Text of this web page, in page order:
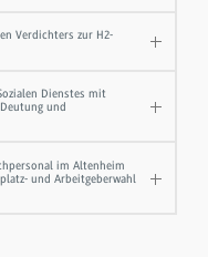
Verdichters zur H2-
Dienstes mit
und
im Altenheim
und Arbeitgeberwahl